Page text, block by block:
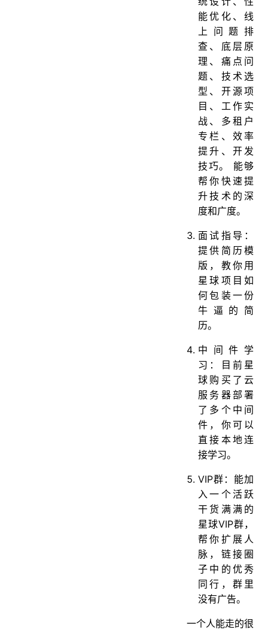
能优化、线
上问题排
查、底层原
理、痛点问
题、技术选
型、开源项
目、工作实
战、多租户
专栏、效率
提升、开发
技巧。 能够
帮你快速提
升技术的深
度和广度。
面试指导：
提供简历模
版，教你用
星球项目如
何包装一份
牛逼的简
历。
中间件学
习：目前星
球购买了云
服务器部署
了多个中间
件，你可以
直接本地连
接学习。
VIP群：能加
入一个活跃
干货满满的
星球VIP群，
帮你扩展人
脉，链接圈
子中的优秀
同行，群里
没有广告。
一个人能走的很